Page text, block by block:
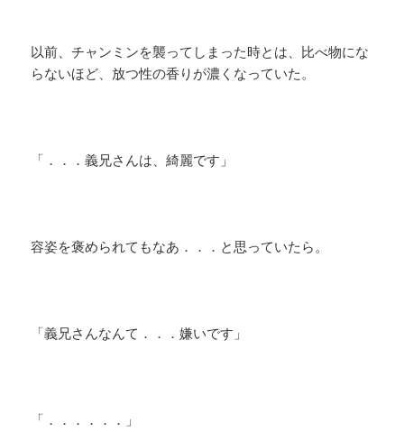
以前、チャンミンを襲ってしまった時とは、比べ物にな
らないほど、放つ性の香りが濃くなっていた。
「．．．義兄さんは、綺麗です」
容姿を褒められてもなあ．．．と思っていたら。
「義兄さんなんて．．．嫌いです」
「．．．．．．」